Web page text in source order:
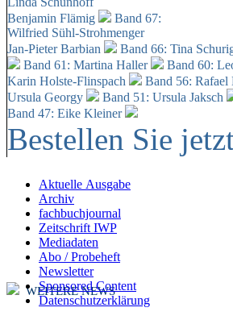
Benjamin Flämig
Band 67:
Wilfried Sühl-Strohmenger
Jan-Pieter Barbian
Band 66: Tina
Band 61: Martina Haller
Band 60:
Karin Holste-Flinspach
Band 56: Rafael
Ursula Georgy
Band 51: Ursula Jaksch
Band 47: Eike Kleiner
Bestellen Sie
Aktuelle Ausgabe
Archiv
fachbuchjournal
Zeitschrift IWP
Mediadaten
Abo / Probeheft
Newsletter
Sponsored Content
Datenschutzerklärung
WEITERE NEWS